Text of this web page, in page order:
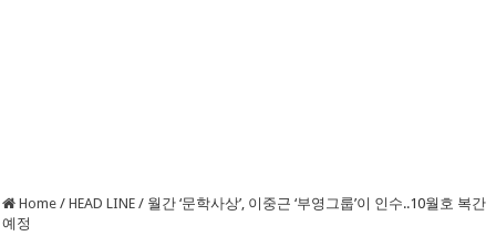
Home / HEAD LINE / 월간 ‘문학사상’, 이중근 ‘부영그룹’이 인수..10월호 복간
예정